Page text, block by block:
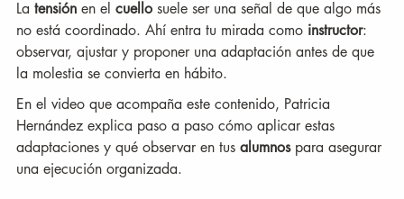
La tensión en el cuello suele ser una señal de que algo más
no está coordinado. Ahí entra tu mirada como instructor:
observar, ajustar y proponer una adaptación antes de que
la molestia se convierta en hábito.
En el video que acompaña este contenido, Patricia
Hernández explica paso a paso cómo aplicar estas
adaptaciones y qué observar en tus alumnos para asegurar
una ejecución organizada.